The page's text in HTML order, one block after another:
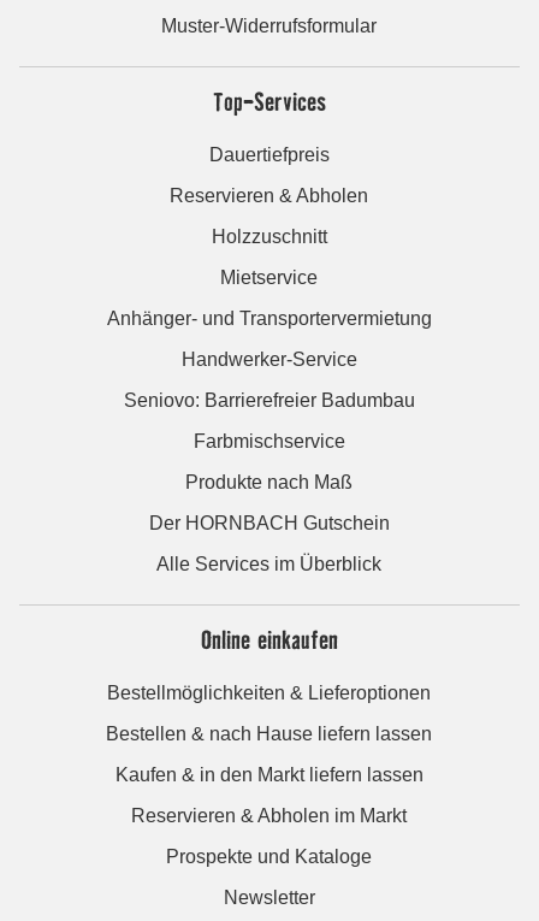
Muster-Widerrufsformular
Top-Services
Dauertiefpreis
Reservieren & Abholen
Holzzuschnitt
Mietservice
Anhänger- und Transportervermietung
Handwerker-Service
Seniovo: Barrierefreier Badumbau
Farbmischservice
Produkte nach Maß
Der HORNBACH Gutschein
Alle Services im Überblick
Online einkaufen
Bestellmöglichkeiten & Lieferoptionen
Bestellen & nach Hause liefern lassen
Kaufen & in den Markt liefern lassen
Reservieren & Abholen im Markt
Prospekte und Kataloge
Newsletter